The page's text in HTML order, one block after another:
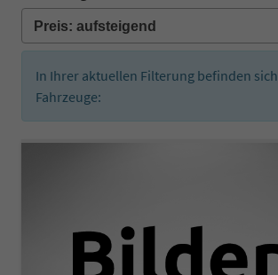
In Ihrer aktuellen Filterung befinden sich
Fahrzeuge: